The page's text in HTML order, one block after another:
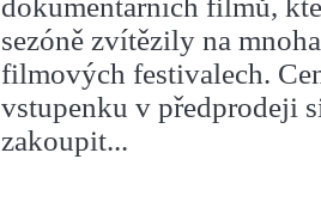
dokumentárních filmů,
sezóně zvítězily na
filmových festivalech.
vstupenku v předprodeji
zakoupit...